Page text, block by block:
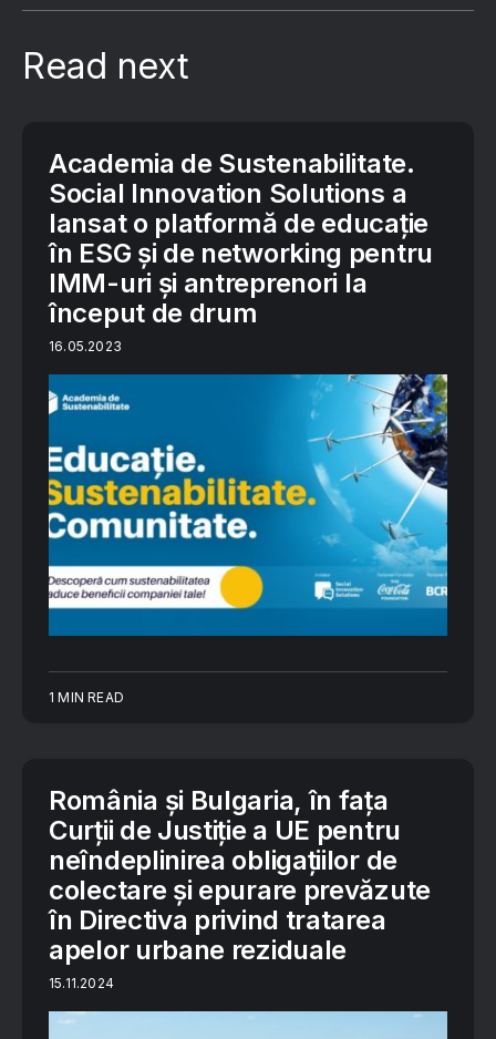
Read next
Academia de Sustenabilitate.
Social Innovation Solutions a
lansat o platformă de educație
în ESG și de networking pentru
IMM-uri și antreprenori la
început de drum
16.05.2023
1 MIN READ
România și Bulgaria, în fața
Curții de Justiție a UE pentru
neîndeplinirea obligațiilor de
colectare și epurare prevăzute
în Directiva privind tratarea
apelor urbane reziduale
15.11.2024